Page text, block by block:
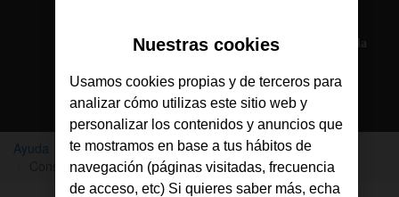
Si eres cliente, nuestros agentes te atienden por chat en la
Descarga la App
Ayuda
Tramitaciones
Consecuencias de marcharte antes de cumplir el contrato
Nuestras cookies
Usamos cookies propias y de terceros para
analizar cómo utilizas este sitio web y
personalizar los contenidos y anuncios que
te mostramos en base a tus hábitos de
navegación (páginas visitadas, frecuencia
de acceso, etc) Si quieres saber más, echa